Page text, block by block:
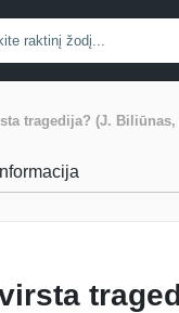
tragedija? (J. Biliūnas,